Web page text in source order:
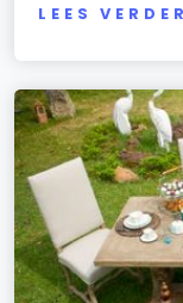
LEES VERDER